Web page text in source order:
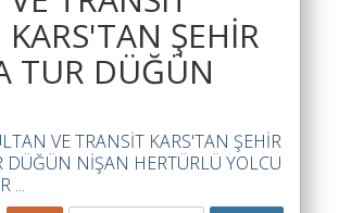
KARS'TAN ŞEHİR
TUR DÜĞÜN
VE TRANSİT KARS'TAN ŞEHİR
DÜĞÜN NİŞAN HERTÜRLÜ YOLCU
...